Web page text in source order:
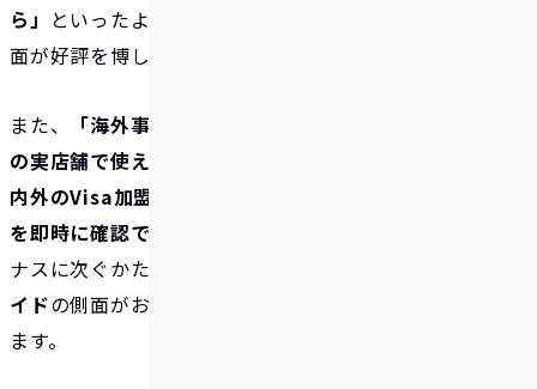
ら」 といったように、イデアの
面が好評を博しています。
また、 「海外事務手数料0%だから」
の実店舗で使えるリアルカードがあるから」
内外のVisa加盟店で決済できるから」
を即時に確認できるから」
ナスに次ぐかたちでイデアの
イドの側面がお客様に支持されていることがわかり
ます。